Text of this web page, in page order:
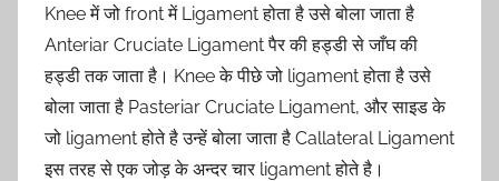
Knee में जो front में Ligament होता है उसे बोला जाता है
Anteriar Cruciate Ligament पैर की हड्डी से जाँघ की
हड्डी तक जाता है। Knee के पीछे जो ligament होता है उसे
बोला जाता है Pasteriar Cruciate Ligament, और साइड के
जो ligament होते है उन्हें बोला जाता है Callateral Ligament
इस तरह से एक जोड़ के अन्दर चार ligament होते है।